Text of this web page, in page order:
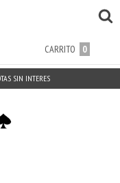
CARRITO 0
SIN INTERES